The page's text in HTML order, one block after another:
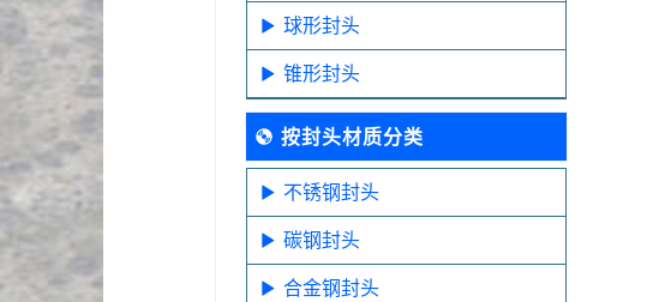
球形封头
锥形封头
按封头材质分类
不锈钢封头
碳钢封头
合金钢封头